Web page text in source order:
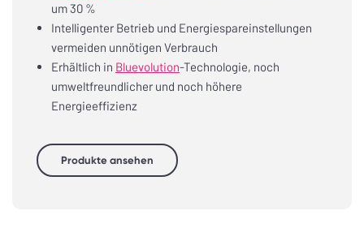
um 30 %
Intelligenter Betrieb und Energiespareinstellungen
vermeiden unnötigen Verbrauch
Erhältlich in Bluevolution-Technologie, noch
umweltfreundlicher und noch höhere
Energieeffizienz
Produkte ansehen